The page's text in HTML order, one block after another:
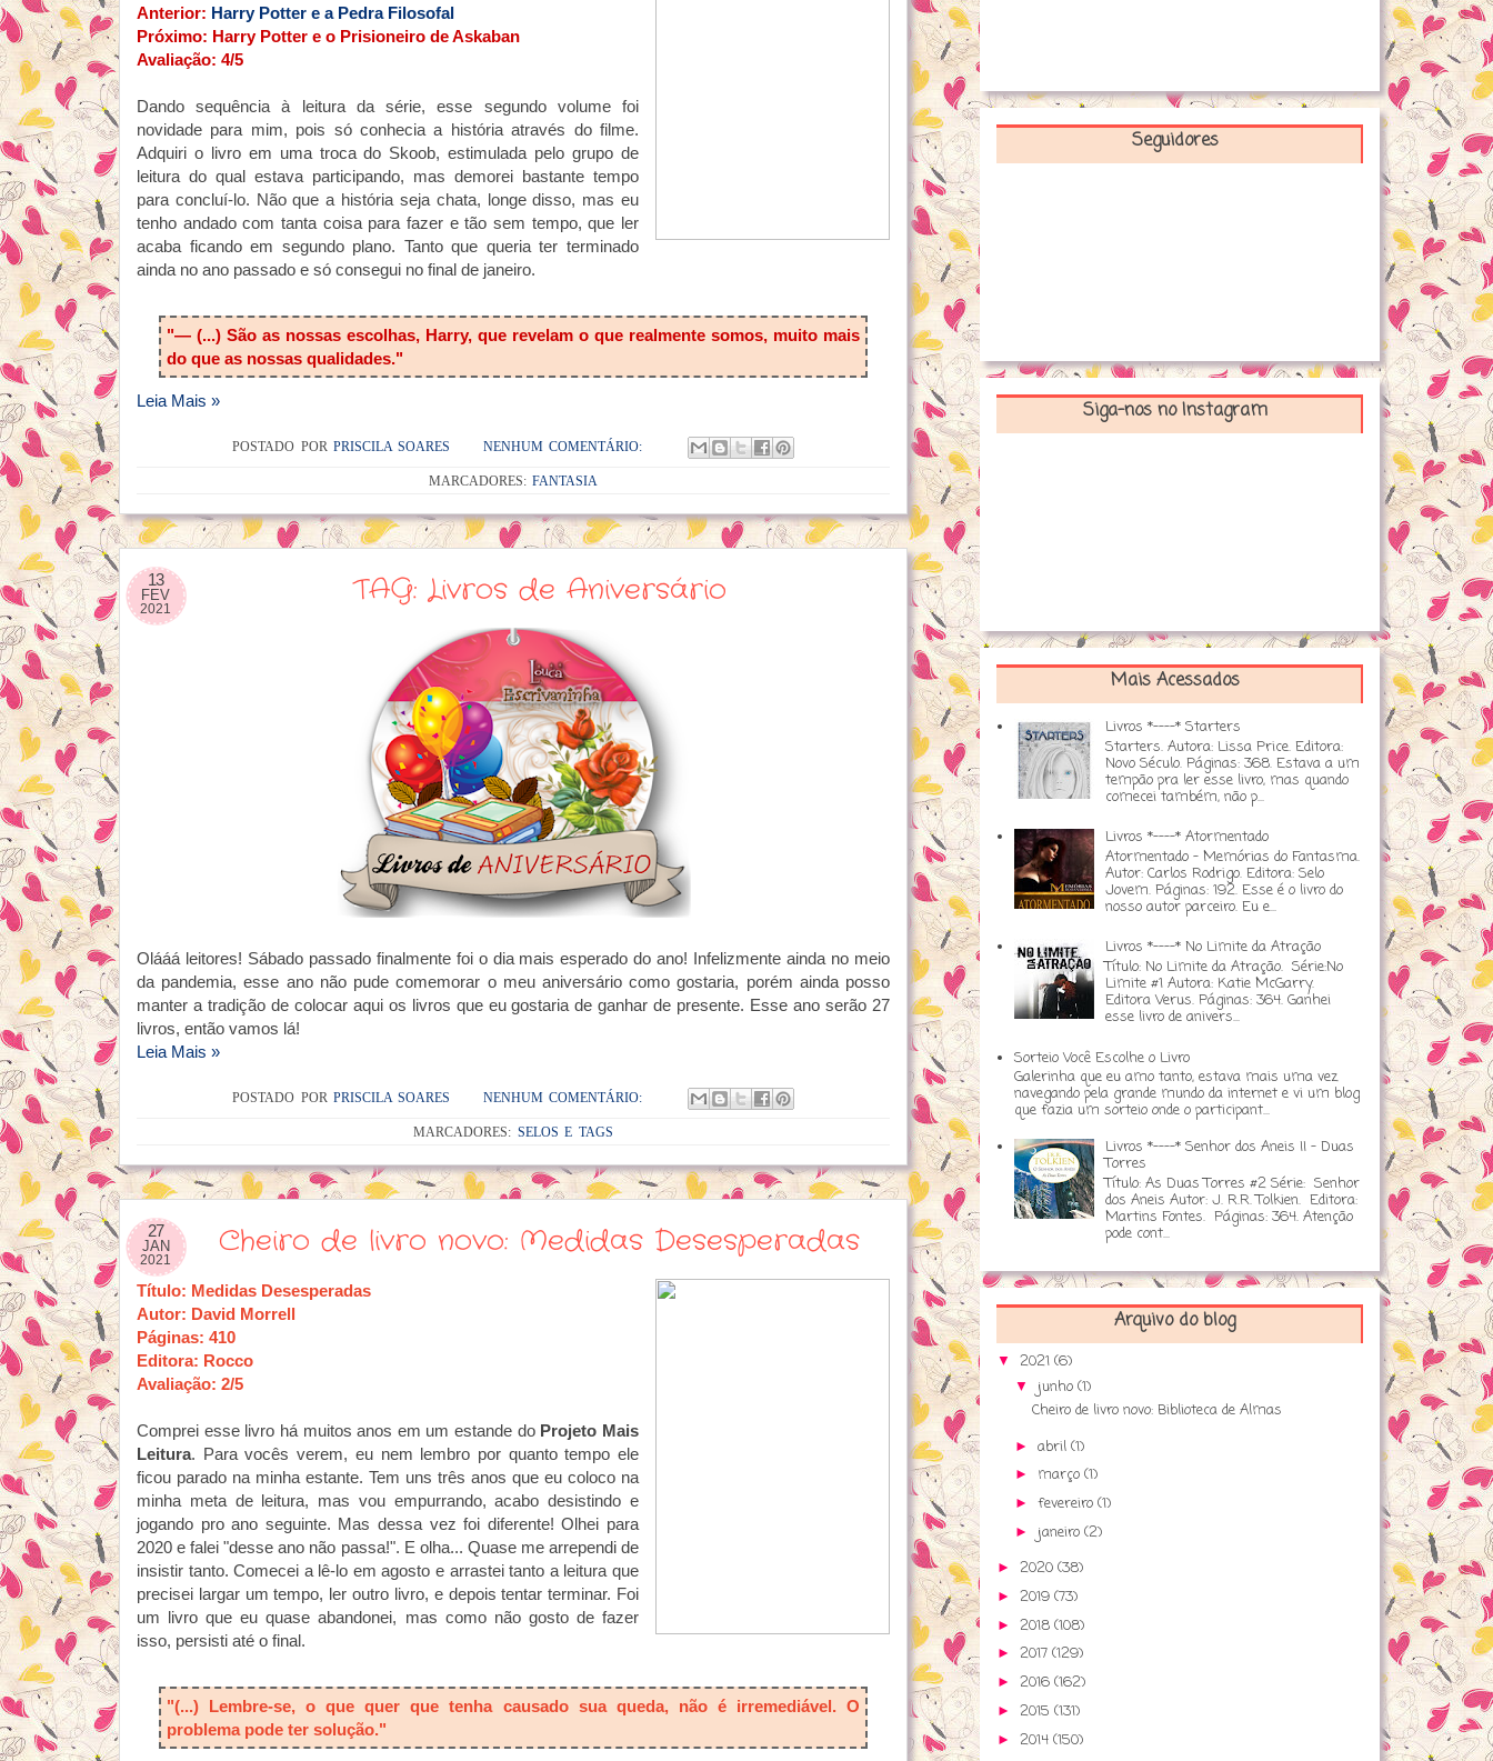
Anterior: Harry Potter e a Pedra Filosofal
Próximo: Harry Potter e o Prisioneiro de Askaban
Avaliação: 4/5
Dando sequência à leitura da série, esse segundo volume foi
novidade para mim, pois só conhecia a história através do filme.
Adquiri o livro em uma troca do Skoob, estimulada pelo grupo de
leitura do qual estava participando, mas demorei bastante tempo
para concluí-lo. Não que a história seja chata, longe disso, mas eu
tenho andado com tanta coisa para fazer e tão sem tempo, que ler
acaba ficando em segundo plano. Tanto que queria ter terminado
ainda no ano passado e só consegui no final de janeiro.
"— (...) São as nossas escolhas, Harry, que revelam o que realmente somos, muito mais
do que as nossas qualidades."
Leia Mais »
POSTADO PORPRISCILA SOARES NENHUM COMENTÁRIO:
MARCADORES:FANTASIA
13
FEV
2021 TAG: Livros de Aniversário
Olááá leitores! Sábado passado finalmente foi o dia mais esperado do ano! Infelizmente ainda no meio
da pandemia, esse ano não pude comemorar o meu aniversário como gostaria, porém ainda posso
manter a tradição de colocar aqui os livros que eu gostaria de ganhar de presente. Esse ano serão 27
livros, então vamos lá!
Leia Mais »
POSTADO PORPRISCILA SOARES NENHUM COMENTÁRIO:
MARCADORES: SELOS E TAGS
27
JAN
2021 Cheiro de livro novo: Medidas Desesperadas
Título: Medidas Desesperadas
Autor: David Morrell
Páginas: 410
Editora: Rocco
Avaliação: 2/5
Comprei esse livro há muitos anos em um estande do Projeto Mais
Leitura. Para vocês verem, eu nem lembro por quanto tempo ele
ficou parado na minha estante. Tem uns três anos que eu coloco na
minha meta de leitura, mas vou empurrando, acabo desistindo e
jogando pro ano seguinte. Mas dessa vez foi diferente! Olhei para
2020 e falei "desse ano não passa!". E olha... Quase me arrependi de
insistir tanto. Comecei a lê-lo em agosto e arrastei tanto a leitura que
precisei largar um tempo, ler outro livro, e depois tentar terminar. Foi
um livro que eu quase abandonei, mas como não gosto de fazer
isso, persisti até o final.
"(...) Lembre-se, o que quer que tenha causado sua queda, não é irremediável. O
problema pode ter solução."
Seguidores
Siga-nos no Instagram
Mais Acessados
Livros *----* Starters
Starters. Autora: Lissa Price. Editora:
Novo Século. Páginas: 368. Estava a um
tempão pra ler esse livro, mas quando
comecei também, não p...
Livros *----* Atormentado
Atormentado - Memórias do Fantasma.
Autor: Carlos Rodrigo. Editora: Selo
Jovem. Páginas: 192. Esse é o livro do
nosso autor parceiro. Eu e...
Livros *----* No Limite da Atração
Título: No Limite da Atração. Série:No
Limite #1 Autora: Katie McGarry.
Editora Verus. Páginas: 364. Ganhei
esse livro de anivers...
Sorteio Você Escolhe o Livro
Galerinha que eu amo tanto, estava mais uma vez
navegando pela grande mundo da internet e vi um blog
que fazia um sorteio onde o participant...
Livros *----* Senhor dos Aneis II - Duas
Torres
Título: As Duas Torres #2 Série: Senhor
dos Aneis Autor: J. R.R. Tolkien. Editora:
Martins Fontes. Páginas: 364. Atenção
pode cont...
Arquivo do blog
▼ 2021 (6)
▼ junho (1)
Cheiro de livro novo: Biblioteca de Almas
► abril (1)
► março (1)
► fevereiro (1)
► janeiro (2)
► 2020 (38)
► 2019 (73)
► 2018 (108)
► 2017 (129)
► 2016 (162)
► 2015 (131)
► 2014 (150)